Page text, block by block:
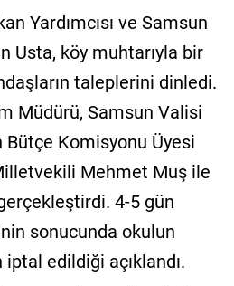
Yardımcısı ve Samsun
Usta, köy muhtarıyla bir
taleplerini dinledi.
Müdürü, Samsun Valisi
Bütçe Komisyonu Üyesi
Mehmet Muş ile
4-5 gün
sonucunda okulun
iptal edildiği açıklandı.